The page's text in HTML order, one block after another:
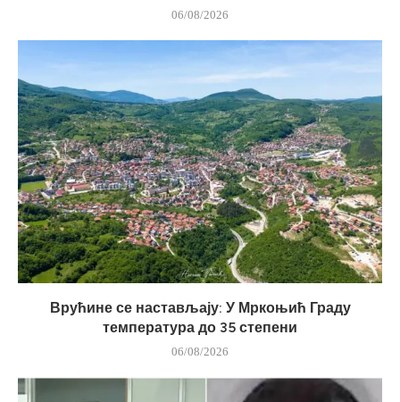
06/08/2026
Врућине се настављају: У Мркоњић Граду
температура до 35 степени
06/08/2026